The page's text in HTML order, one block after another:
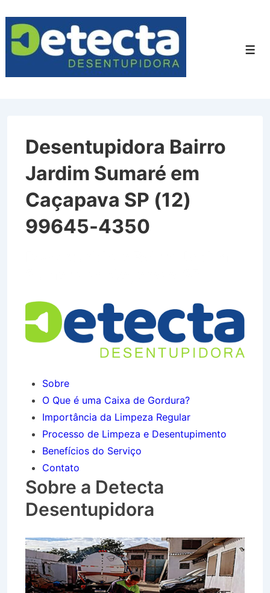
para
Conteúdo
Desentupidora Bairro
Jardim Sumaré em
Caçapava SP (12)
99645-4350
Sobre
O Que é uma Caixa de Gordura?
Importância da Limpeza Regular
Processo de Limpeza e Desentupimento
Benefícios do Serviço
Contato
Sobre a Detecta
Desentupidora